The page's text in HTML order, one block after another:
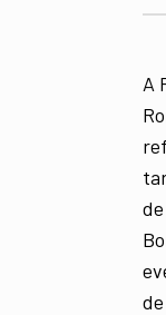
A